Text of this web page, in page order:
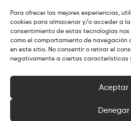
Para ofrecer las mejores experiencias,
cookies para almacenar y/o acceder a
consentimiento de estas tecnologías
como el comportamiento de navegación
en este sitio. No consentir o retirar el
negativamente a ciertas características
Aceptar
Denegar